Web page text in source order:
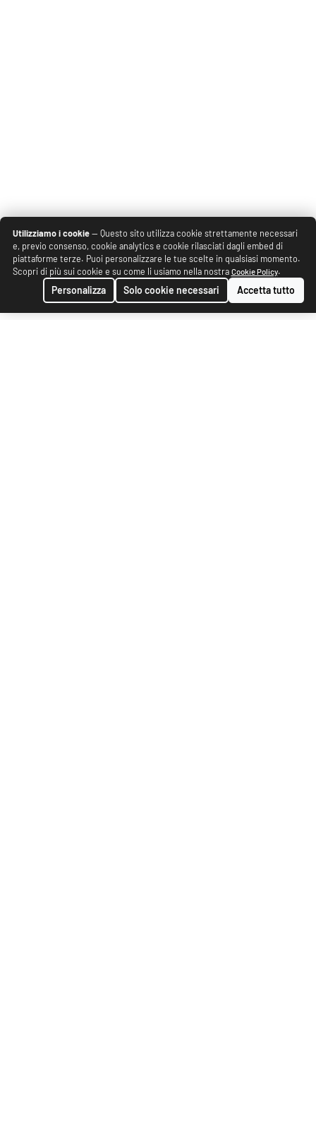
Utilizziamo i cookie— Questo sito utilizza cookie strettamente necessari
e, previo consenso, cookie analytics e cookie rilasciati dagli embed di
piattaforme terze. Puoi personalizzare le tue scelte in qualsiasi momento.
Scopri di più sui cookie e su come li usiamo nella nostra Cookie Policy.
Personalizza Solo cookie necessari Accetta tutto